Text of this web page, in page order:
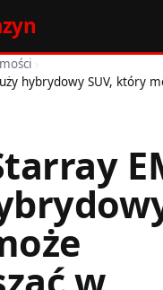
›
hybrydowy SUV, który